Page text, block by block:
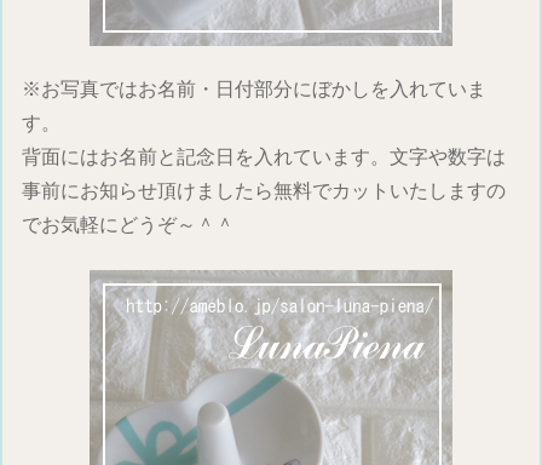
※お写真ではお名前・日付部分にぼかしを入れていま
す。
背面にはお名前と記念日を入れています。文字や数字は
事前にお知らせ頂けましたら無料でカットいたしますの
でお気軽にどうぞ～＾＾